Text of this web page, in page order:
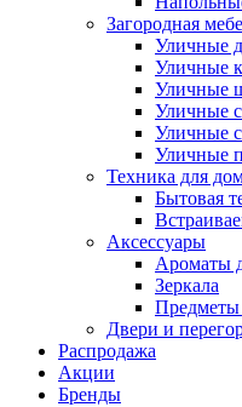
Загородная
Уличные
Уличные
Уличные
Уличные
Уличные
Уличные
Техника для
Бытовая
Аксессуары
Ароматы
Зеркала
Предметы
Двери и
Распродажа
Акции
Бренды